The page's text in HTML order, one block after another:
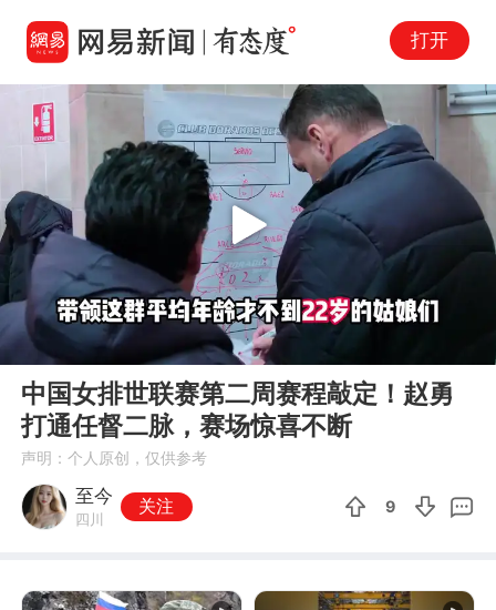
打开
00:00
Play
中国女排世联赛第二周赛程敲定！赵勇
打通任督二脉，赛场惊喜不断
声明：个人原创，仅供参考
至今
四川
关注 9